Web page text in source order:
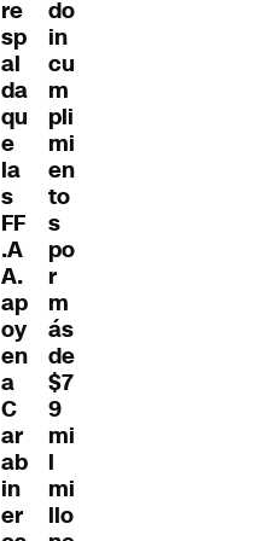
re
sp
al
da
qu
e
la
s
FF
.A
A.
ap
oy
en
a
C
ar
ab
in
er
do
in
cu
m
pli
mi
en
to
s
po
r
m
ás
de
$7
9
mi
l
mi
llo